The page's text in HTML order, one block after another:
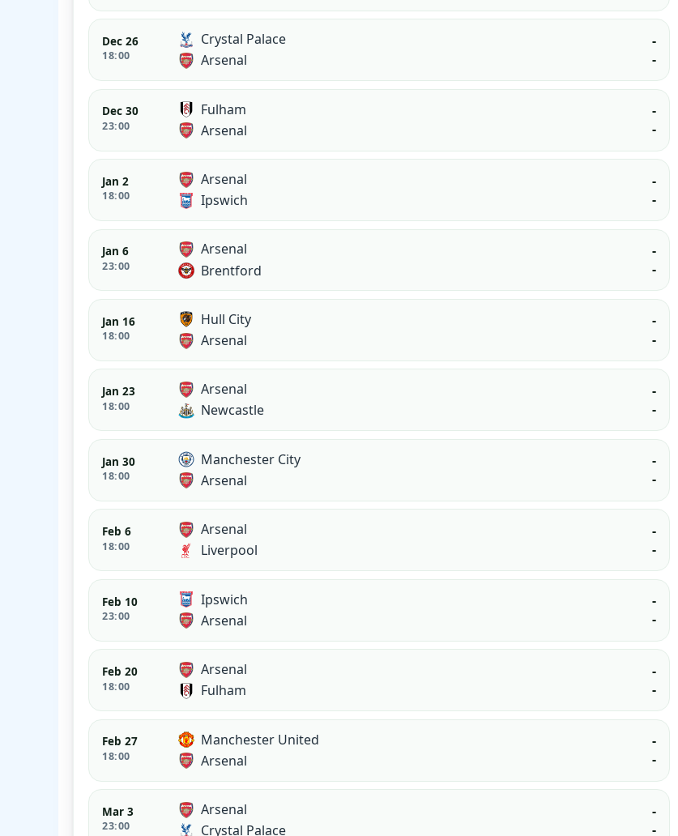
Dec 26
18:00
Crystal Palace
Arsenal
-
-
Dec 30
23:00
Fulham
Arsenal
-
-
Jan 2
18:00
Arsenal
Ipswich
-
-
Jan 6
23:00
Arsenal
Brentford
-
-
Jan 16
18:00
Hull City
Arsenal
-
-
Jan 23
18:00
Arsenal
Newcastle
-
-
Jan 30
18:00
Manchester City
Arsenal
-
-
Feb 6
18:00
Arsenal
Liverpool
-
-
Feb 10
23:00
Ipswich
Arsenal
-
-
Feb 20
18:00
Arsenal
Fulham
-
-
Feb 27
18:00
Manchester United
Arsenal
-
-
Mar 3
23:00
Arsenal
Crystal Palace
-
-